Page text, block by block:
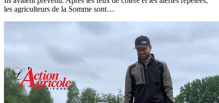
les agriculteurs de la Somme sont…